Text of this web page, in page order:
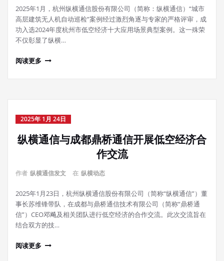
2025年1月，杭州纵横通信股份有限公司（简称：纵横通信）“城市
高层建筑无人机自动巡检”案例经过激烈角逐与专家的严格评审，成
功入选2024年度杭州市低空经济十大应用场景典型案例。这一殊荣
不仅彰显了纵横…
阅读更多
2025年 1月 24日
纵横通信与成都鼎桥通信开展低空经济合
作交流
作者 纵横通信发文 在 纵横动态
2025年1月23日，杭州纵横通信股份有限公司（简称“纵横通信”）董
事长苏维锋带队，在成都与鼎桥通信技术有限公司（简称“鼎桥通
信”）CEO邓飚及相关团队进行低空经济的合作交流。此次交流旨在
结合双方的技…
阅读更多